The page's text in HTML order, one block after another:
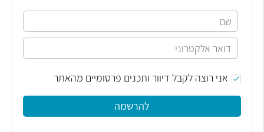
אני רוצה לקבל דיוור ותכנים פרסומיים מהאתר
להרשמה